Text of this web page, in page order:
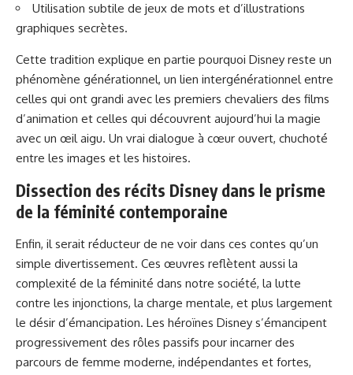
Utilisation subtile de jeux de mots et d’illustrations
graphiques secrètes.
Cette tradition explique en partie pourquoi Disney reste un
phénomène générationnel, un lien intergénérationnel entre
celles qui ont grandi avec les premiers chevaliers des films
d’animation et celles qui découvrent aujourd’hui la magie
avec un œil aigu. Un vrai dialogue à cœur ouvert, chuchoté
entre les images et les histoires.
Dissection des récits Disney dans le prisme
de la féminité contemporaine
Enfin, il serait réducteur de ne voir dans ces contes qu’un
simple divertissement. Ces œuvres reflètent aussi la
complexité de la féminité dans notre société, la lutte
contre les injonctions, la charge mentale, et plus largement
le désir d’émancipation. Les héroïnes Disney s’émancipent
progressivement des rôles passifs pour incarner des
parcours de femme moderne, indépendantes et fortes,